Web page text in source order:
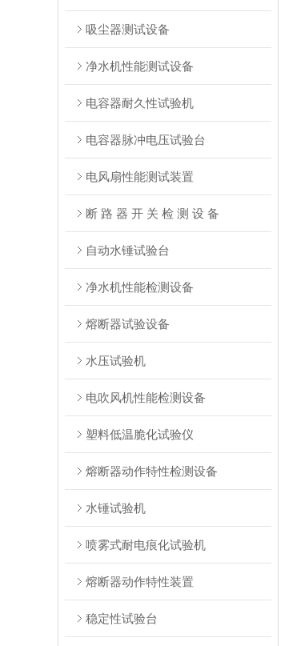
吸尘器测试设备
净水机性能测试设备
电容器耐久性试验机
电容器脉冲电压试验台
电风扇性能测试装置
断 路 器 开 关 检 测 设 备
自动水锤试验台
净水机性能检测设备
熔断器试验设备
水压试验机
电吹风机性能检测设备
塑料低温脆化试验仪
熔断器动作特性检测设备
水锤试验机
喷雾式耐电痕化试验机
熔断器动作特性装置
稳定性试验台